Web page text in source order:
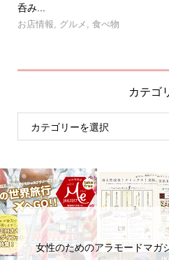
呑み...
お店情報 グルメ 食べ物
カテゴ
女性のためのアラモードマガ